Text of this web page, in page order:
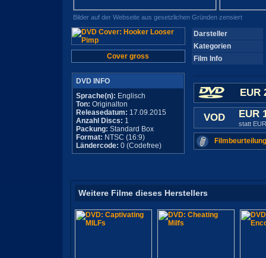
Bilder auf der Webseite aus gesetzlichen Gründen zensiert
Cover gross
DVD INFO
Sprache(n): Englisch
Ton: Originalton
Releasedatum: 17.09.2015
Anzahl Discs: 1
Packung: Standard Box
Format: NTSC (16:9)
Ländercode: 0 (Codefree)
Darsteller
Kategorien
Film Info
EUR
VOD EUR
statt
Weitere Filme dieses Herstellers